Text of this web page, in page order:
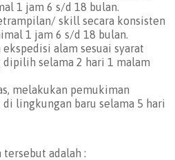
1 jam 6 s/d 18 bulan.
skill secara konsisten
1 jam 6 s/d 18 bulan.
alam sesuai syarat
dipilih selama 2 hari 1 malam
melakukan pemukiman
di lingkungan baru selama 5 hari
adalah :